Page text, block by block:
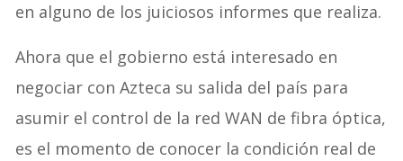
en alguno de los juiciosos informes que realiza.
Ahora que el gobierno está interesado en
negociar con Azteca su salida del país para
asumir el control de la red WAN de fibra óptica,
es el momento de conocer la condición real de